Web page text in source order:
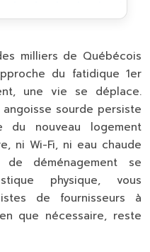
milliers de Québécois
du fatidique 1er
une vie se déplace.
sourde persiste
nouveau logement
ni Wi-Fi, ni eau chaude
déménagement se
physique, vous
de fournisseurs à
que nécessaire, reste